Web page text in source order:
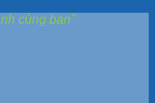
cùng bạn"